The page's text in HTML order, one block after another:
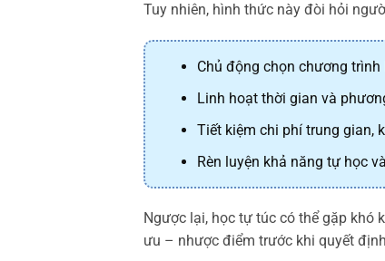
Tuy nhiên, hình thức này đòi hỏi
Chủ động chọn chương
Linh hoạt thời gian và
Tiết kiệm chi phí trung gian,
Rèn luyện khả năng tự học
Ngược lại, học tự túc có thể gặp khó
ưu – nhược điểm trước khi quyết